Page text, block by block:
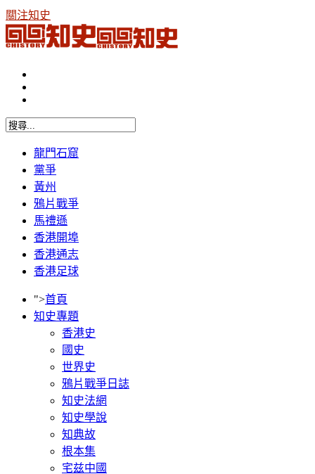
關注知史
龍門石窟
黨爭
黃州
鴉片戰爭
馬禮遜
香港開埠
香港通志
香港足球
">首頁
知史專題
香港史
國史
世界史
鴉片戰爭日誌
知史法網
知史學說
知典故
根本集
宅兹中國